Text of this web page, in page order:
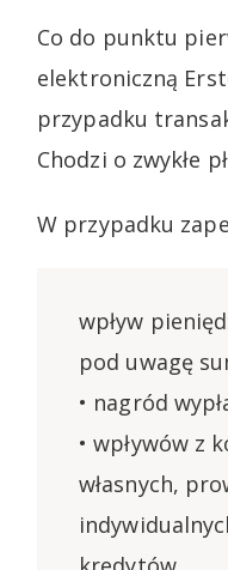
Co do punktu
elektroniczną
przypadku
Chodzi o zwykłe
W przypadku
wpływ
pod uwagę
• nagród
• wpływów z
własnych,